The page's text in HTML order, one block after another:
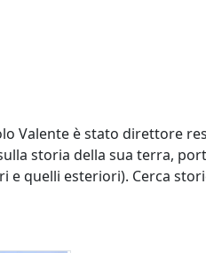
Valente è stato direttore
storia della sua terra,
quelli esteriori). Cerca